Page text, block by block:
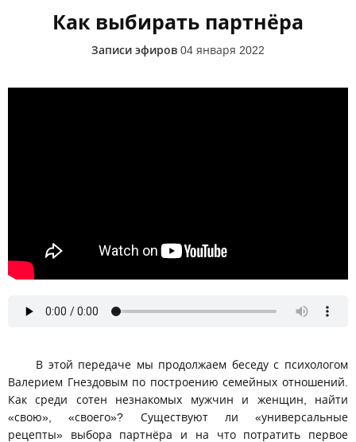
Как выбирать партнёра
Записи эфиров 04 января 2022
В этой передаче мы продолжаем беседу с психологом
Валерием Гнездовым по построению семейных отношений.
Как среди сотен незнакомых мужчин и женщин, найти
«свою», «своего»? Существуют ли «универсальные
рецепты» выбора партнёра и на что потратить первое